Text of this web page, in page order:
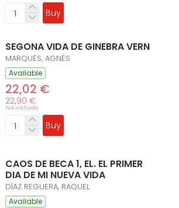
Buy
SEGONA VIDA DE GINEBRA VERN
MARQUÈS, AGNÈS
Available
22,02 €
22,90 €
IVA incluido
Buy
CAOS DE BECA 1, EL. EL PRIMER
DIA DE MI NUEVA VIDA
DÍAZ REGUERA, RAQUEL
Available